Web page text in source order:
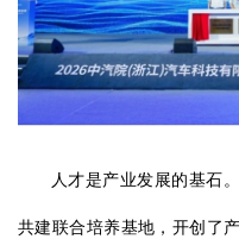
人才是产业发展的基石
共建联合培养基地，开创了